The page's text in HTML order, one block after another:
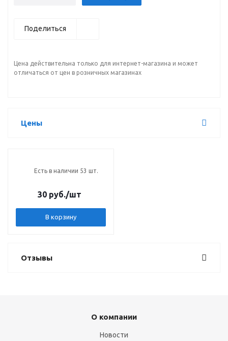
Поделиться
Цена действительна только для интернет-магазина и может
отличаться от цен в розничных магазинах
Цены
Есть в наличии 53 шт.
30 руб./шт
В корзину
Отзывы
О компании
Новости